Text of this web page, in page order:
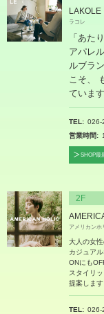
LAKOLE
ラコレ
「あた
アパレ
ルブラ
こそ、
ています
TEL
026-
営業時間
SHOP最
2F
アメリカンホ
大人の女
カジュア
ONにも
スタイリ
提案します
TEL
026-